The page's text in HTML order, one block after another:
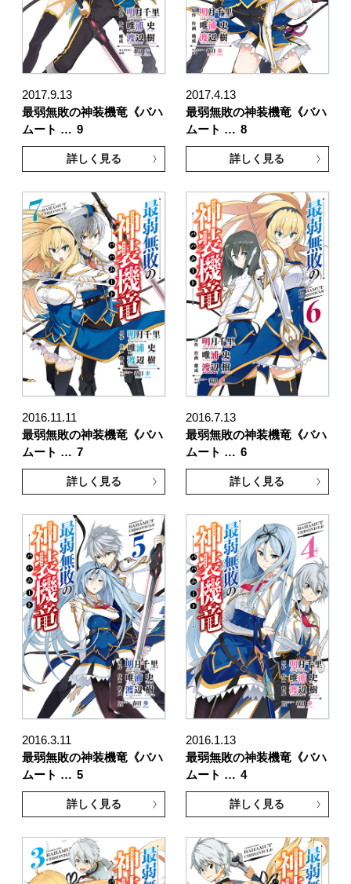
2017.9.13
最弱無敗の神装機竜《バハ
ムート … 9
詳しく見る
2017.4.13
最弱無敗の神装機竜《バハ
ムート … 8
詳しく見る
2016.11.11
最弱無敗の神装機竜《バハ
ムート … 7
詳しく見る
2016.7.13
最弱無敗の神装機竜《バハ
ムート … 6
詳しく見る
2016.3.11
最弱無敗の神装機竜《バハ
ムート … 5
詳しく見る
2016.1.13
最弱無敗の神装機竜《バハ
ムート … 4
詳しく見る